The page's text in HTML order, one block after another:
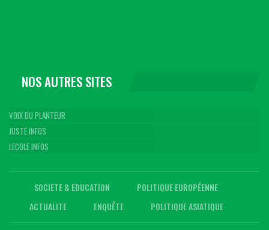
NOS AUTRES SITES
VOIX DU PLANTEUR
JUSTE INFOS
LECOLE INFOS
SOCIETE & EDUCATION
POLITIQUE EUROPÉENNE
ACTUALITE
ENQUÊTE POLITIQUE ASIATIQUE